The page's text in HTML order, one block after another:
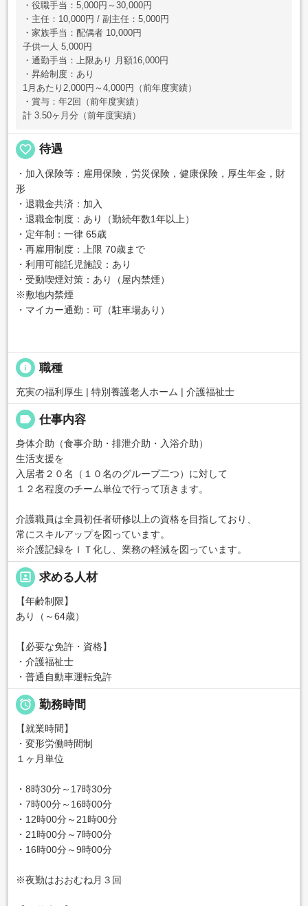
・役職手当：5,000円～30,000円
・主任：10,000円 / 副主任：5,000円
・家族手当：配偶者 10,000円
子供一人 5,000円
・通勤手当：上限あり 月額16,000円
・昇給制度：あり
1月あたり2,000円～4,000円（前年度実績）
・賞与：年2回（前年度実績）
計 3.50ヶ月分（前年度実績）
favorite_border 待遇
・加入保険等：雇用保険，労災保険，健康保険，厚生年金，財
形
・退職金共済：加入
・退職金制度：あり（勤続年数1年以上）
・定年制：一律 65歳
・再雇用制度：上限 70歳まで
・利用可能託児施設：あり
・受動喫煙対策：あり（屋内禁煙）
※敷地内禁煙
・マイカー通勤：可（駐車場あり）
info 職種
充実の福利厚生 | 特別養護老人ホーム | 介護福祉士
label 仕事内容
身体介助（食事介助・排泄介助・入浴介助）
生活支援を
入居者２０名（１０名のグループ二つ）に対して
１２名程度のチーム単位で行って頂きます。
介護職員は全員初任者研修以上の資格を目指しており、
常にスキルアップを図っています。
※介護記録をＩＴ化し、業務の軽減を図っています。
portrait 求める人材
【年齢制限】
あり（～64歳）
【必要な免許・資格】
・介護福祉士
・普通自動車運転免許
 勤務時間
【就業時間】
・変形労働時間制
１ヶ月単位
・8時30分～17時30分
・7時00分～16時00分
・12時00分～21時00分
・21時00分～7時00分
・16時00分～9時00分
※夜勤はおおむね月３回